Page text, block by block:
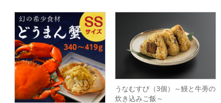
うなむすび（3個）～鰻と牛蒡の
炊き込みご飯～